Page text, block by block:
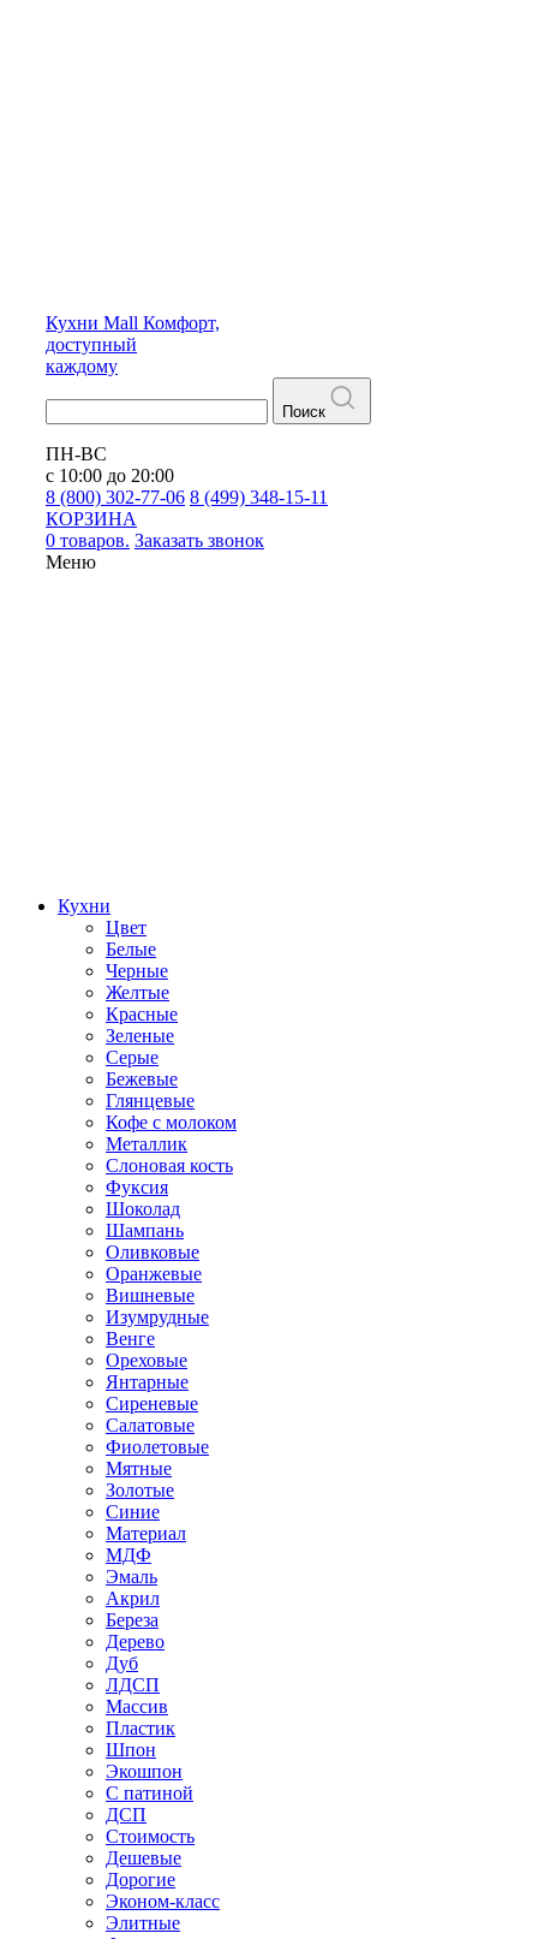
Кухни Mall Комфорт,
доступный
каждому
Поиск
ПН-ВС
с 10:00 до 20:00
8 (800) 302-77-06 8 (499) 348-15-11
КОРЗИНА
0 товаров. Заказать звонок
Меню
Кухни
Цвет
Белые
Черные
Желтые
Красные
Зеленые
Серые
Бежевые
Глянцевые
Кофе с молоком
Металлик
Слоновая кость
Фуксия
Шоколад
Шампань
Оливковые
Оранжевые
Вишневые
Изумрудные
Венге
Ореховые
Янтарные
Сиреневые
Салатовые
Фиолетовые
Мятные
Золотые
Синие
Материал
МДФ
Эмаль
Акрил
Береза
Дерево
Дуб
ЛДСП
Массив
Пластик
Шпон
Экошпон
С патиной
ДСП
Стоимость
Дешевые
Дорогие
Эконом-класс
Элитные